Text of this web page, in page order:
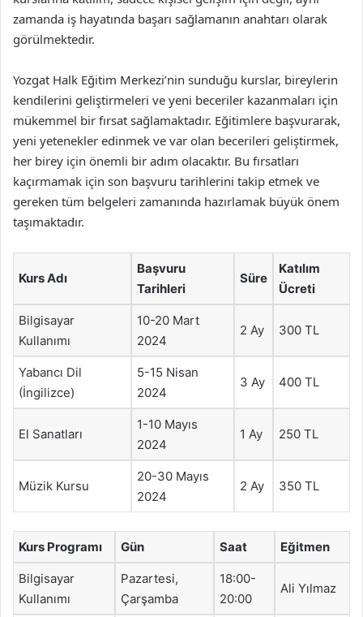
zamanda iş hayatında başarı sağlamanın anahtarı olarak
görülmektedir.
Yozgat Halk Eğitim Merkezi’nin sunduğu kurslar, bireylerin
kendilerini geliştirmeleri ve yeni beceriler kazanmaları için
mükemmel bir fırsat sağlamaktadır. Eğitimlere başvurarak,
yeni yetenekler edinmek ve var olan becerileri geliştirmek,
her birey için önemli bir adım olacaktır. Bu fırsatları
kaçırmamak için son başvuru tarihlerini takip etmek ve
gereken tüm belgeleri zamanında hazırlamak büyük önem
taşımaktadır.
Kurs Adı
Başvuru
Tarihleri
Süre
Katılım
Ücreti
Bilgisayar
Kullanımı
10-20 Mart
2024
2 Ay 300 TL
Yabancı Dil
(İngilizce)
5-15 Nisan
2024
3 Ay 400 TL
El Sanatları
1-10 Mayıs
2024
1 Ay 250 TL
Müzik Kursu
20-30 Mayıs
2024
2 Ay 350 TL
Kurs Programı Gün Saat Eğitmen
Bilgisayar
Kullanımı
Pazartesi,
Çarşamba
18:00-
20:00
Ali Yılmaz